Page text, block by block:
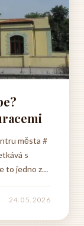
města #
s
to jedno z
24. 05. 2026